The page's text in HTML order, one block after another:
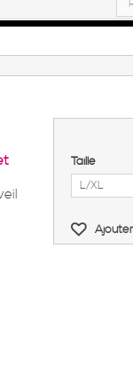
Taille
L/XL